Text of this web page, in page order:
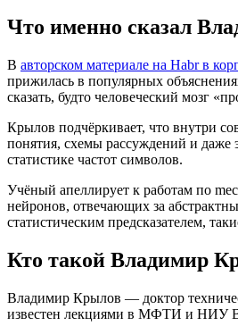
Что именно сказал
В авторском материале на Habr в
прижилась в популярных
сказать, будто человеческий мозг
Крылов подчёркивает, что внутри
понятия, схемы рассуждений и даже
статистике частот символов.
Учёный апеллирует к работам по
нейронов, отвечающих за
статистическим предсказателем,
Кто такой Владимир
Владимир Крылов — доктор
известен лекциями в МФТИ и НИУ